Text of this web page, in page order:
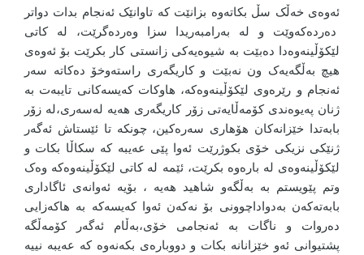
ئەوەی خەڵک سڵ بکاتەوە بزانێت کە تاوانێک ئەنجام بدات دواتر
دەردەکەوێت و لە بەرامبەریدا سزا وەردەگرێت، لە کاتی
لێکۆڵینەوەدا دەبێت بە شیوەیەکی زانستی کار بکرێت بۆ ئەوەی
هیچ بەڵگەیەک ون نەبێت و کاریگەری راستەوخۆ دەکاتە سەر
ئەنجام و رێرەوی لێکۆڵینەوەکە، هاوکات کەیسەکانی تایبەت بە
ژنان پەیوەندی کۆمەڵایەتی زۆر کاریگەری هەیە لەسەری،لە زۆر
بابەتدا خێزانەکان هۆهاری سەرەکین، چونکە تا ئێستاش ئەگەر
ژنێکی نزیکی خۆی بکوژرێت ئەوا پێی عەیبە کە سکاڵا بکات و
لێکۆڵینەوەی لە بارەوە بکرێت، ئێمە لە کاتی لێکۆڵینەوەکە وەک
وتم پێویستم بە بەڵگەو شاهید هەیە ، بۆیە ئەوانەی ئاگاداری
بابەتەکەن بەدواداچوونی بۆ نەکەن ئەوا کەیسەکە بە هاکەزایی
دەروات و ناگات بە ئەنجامی خۆی،بەڵام ئەگەر کۆمەڵگە
پشتیوانی ئەو خێزانانە بکات و دووبارەی بکەنەوە کە عەیبە نییە